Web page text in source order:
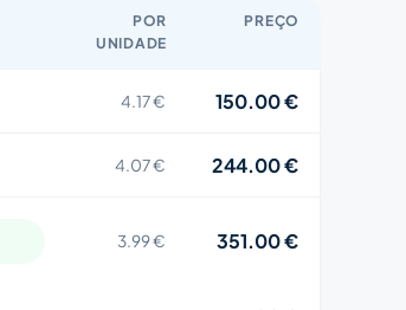
POR
UNIDADE
PREÇO
4.17 € 150.00 €
4.07 € 244.00 €
3.99 € 351.00 €